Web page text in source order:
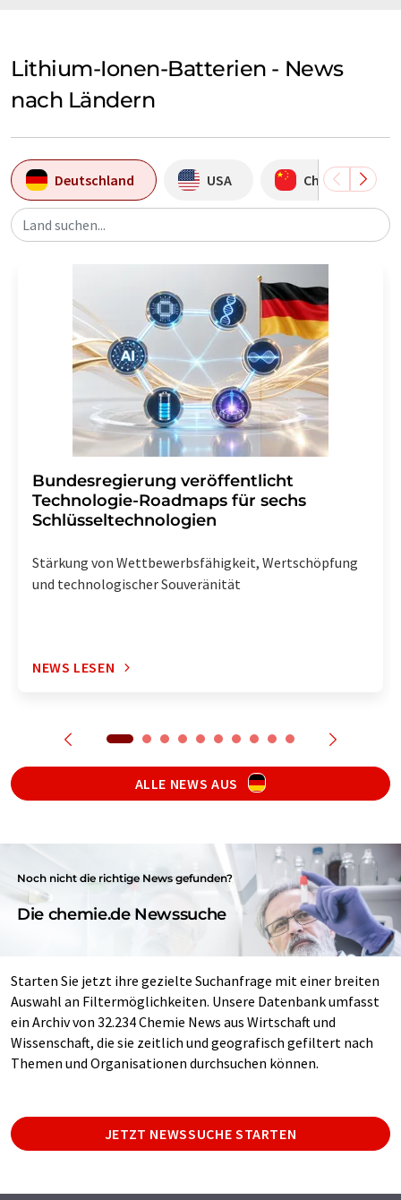
Lithium-Ionen-Batterien - News
nach Ländern
Deutschland USA China
Land suchen...
Bundesregierung veröffentlicht
Technologie-Roadmaps für sechs
Schlüsseltechnologien
Stärkung von Wettbewerbsfähigkeit, Wertschöpfung
und technologischer Souveränität
NEWS LESEN
ALLE NEWS AUS
Noch nicht die richtige News gefunden?
Die chemie.de Newssuche
Starten Sie jetzt ihre gezielte Suchanfrage mit einer breiten
Auswahl an Filtermöglichkeiten. Unsere Datenbank umfasst
ein Archiv von 32.234 Chemie News aus Wirtschaft und
Wissenschaft, die sie zeitlich und geografisch gefiltert nach
Themen und Organisationen durchsuchen können.
JETZT NEWSSUCHE STARTEN